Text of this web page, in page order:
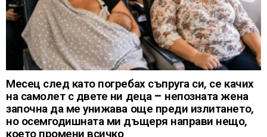
Месец след като погребах съпруга си, се качих
на самолет с двете ни деца – непозната жена
започна да ме унижава още преди излитането,
но осемгодишната ми дъщеря направи нещо,
което промени всичко